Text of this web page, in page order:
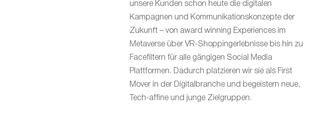
unsere Kunden schon heute die digitalen
Kampagnen und Kommunikationskonzepte der
Zukunft – von award winning Experiences im
Metaverse über VR-Shoppingerlebnisse bis hin zu
Facefiltern für alle gängigen Social Media
Plattformen. Dadurch platzieren wir sie als First
Mover in der Digitalbranche und begeistern neue,
Tech-affine und junge Zielgruppen.